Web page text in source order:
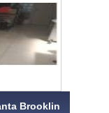
Brooklin